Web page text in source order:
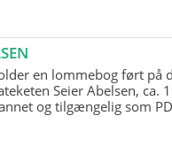
en lommebog ført på
Seier Abelsen, ca.
og tilgængelig som